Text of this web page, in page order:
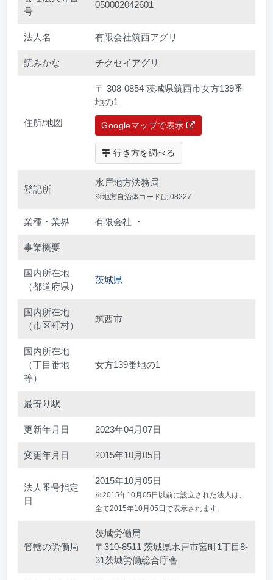
号
050002042601
法人名 有限会社筑西アグリ
読みかな チクセイアグリ
住所/地図
〒 308-0854 茨城県筑西市女方139番
地の1
Googleマップで表示
行き方を調べる
登記所
水戸地方法務局
※地方自治体コードは 08227
業種・業界 有限会社 ・
事業概要
国内所在地
（都道府県）
茨城県
国内所在地
（市区町村）
筑西市
国内所在地
（丁目番地
等）
女方139番地の1
最寄り駅
更新年月日 2023年04月07日
変更年月日 2015年10月05日
法人番号指定
日
2015年10月05日
※2015年10月05日以前に設立された法人は、
全て2015年10月05日で表示されます。
管轄の労働局
茨城労働局
〒310-8511 茨城県水戸市宮町1丁目8-
31茨城労働総合庁舎